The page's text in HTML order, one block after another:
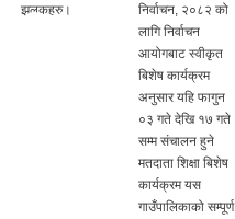
झलकहरु।
निर्वाचन, २०८२ को
लागि निर्वाचन
आयोगबाट स्वीकृत
बिशेष कार्यक्रम
अनुसार यहि फागुन
०३ गते देखि १७ गते
सम्म संचालन हुने
मतदाता शिक्षा बिशेष
कार्यक्रम यस
गाउँपालिकाको सम्पूर्ण